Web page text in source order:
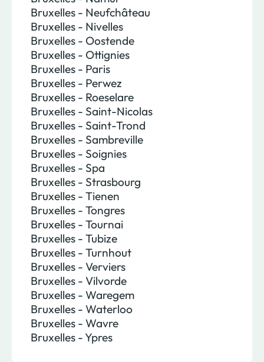
Bruxelles - Neufchâteau
Bruxelles - Nivelles
Bruxelles - Oostende
Bruxelles - Ottignies
Bruxelles - Paris
Bruxelles - Perwez
Bruxelles - Roeselare
Bruxelles - Saint-Nicolas
Bruxelles - Saint-Trond
Bruxelles - Sambreville
Bruxelles - Soignies
Bruxelles - Spa
Bruxelles - Strasbourg
Bruxelles - Tienen
Bruxelles - Tongres
Bruxelles - Tournai
Bruxelles - Tubize
Bruxelles - Turnhout
Bruxelles - Verviers
Bruxelles - Vilvorde
Bruxelles - Waregem
Bruxelles - Waterloo
Bruxelles - Wavre
Bruxelles - Ypres